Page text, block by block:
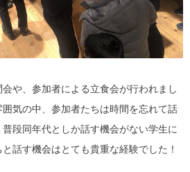
や、参加者による立食会が行われまし
気の中、参加者たちは時間を忘れて話
段同年代としか話す機会がない学生に
話す機会はとても貴重な経験でした！